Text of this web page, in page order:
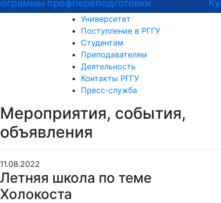
Курсы немецкого языка
Университет
Поступление в РГГУ
Студентам
Преподавателям
Деятельность
Контакты РГГУ
Пресс-служба
Мероприятия, события,
объявления
11.08.2022
Летняя школа по теме
Холокоста